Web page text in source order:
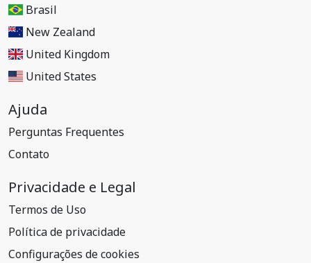
Brasil
New Zealand
United Kingdom
United States
Ajuda
Perguntas Frequentes
Contato
Privacidade e Legal
Termos de Uso
Política de privacidade
Configurações de cookies